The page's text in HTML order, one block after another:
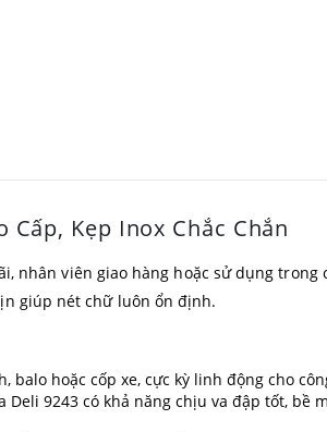
Cấp, Kẹp Inox Chắc Chắn
nhân viên giao hàng hoặc sử dụng trong
giúp nét chữ luôn ổn định.
balo hoặc cốp xe, cực kỳ linh động cho
9243 có khả năng chịu va đập tốt, bề